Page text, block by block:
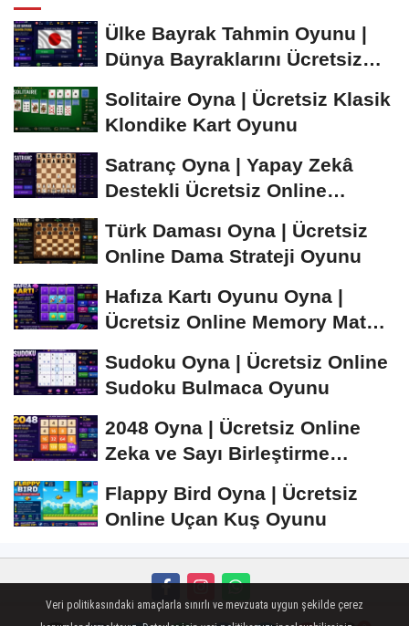
Ülke Bayrak Tahmin Oyunu |
Dünya Bayraklarını Ücretsiz
Solitaire Oyna | Ücretsiz Klasik
Klondike Kart Oyunu
Satranç Oyna | Yapay Zekâ
Destekli Ücretsiz Online
Türk Daması Oyna | Ücretsiz
Online Dama Strateji Oyunu
Hafıza Kartı Oyunu Oyna |
Ücretsiz Online Memory Match
Sudoku Oyna | Ücretsiz Online
Sudoku Bulmaca Oyunu
2048 Oyna | Ücretsiz Online
Zeka ve Sayı Birleştirme
Flappy Bird Oyna | Ücretsiz
Online Uçan Kuş Oyunu
Veri politikasındaki amaçlarla sınırlı ve mevzuata uygun şekilde çerez